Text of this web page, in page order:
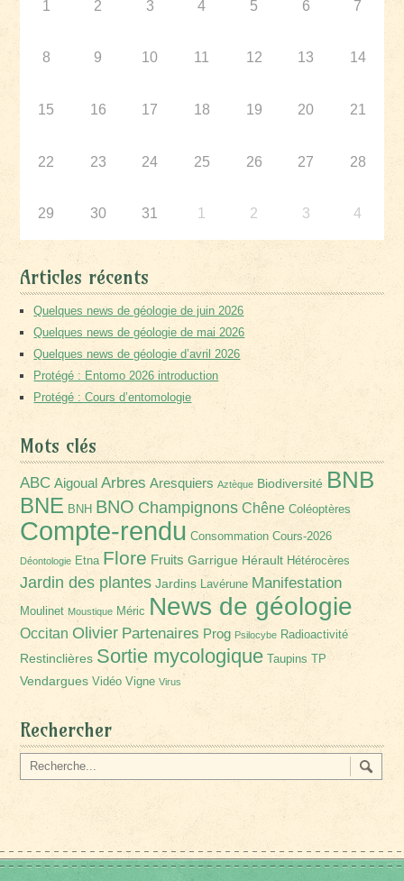
1 2 3 4 5 6 7
8 9 10 11 12 13 14
15 16 17 18 19 20 21
22 23 24 25 26 27 28
29 30 31 1 2 3 4
Articles récents
Quelques news de géologie de juin 2026
Quelques news de géologie de mai 2026
Quelques news de géologie d’avril 2026
Protégé : Entomo 2026 introduction
Protégé : Cours d’entomologie
Mots clés
ABC Aigoual Arbres Aresquiers Aztèque Biodiversité BNB
BNE BNH BNO Champignons Chêne Coléoptères
Compte-rendu Consommation Cours-2026
Déontologie Etna Flore Fruits Garrigue Hérault Hétérocères
Jardin des plantes Jardins Lavérune Manifestation
Moulinet Moustique Méric News de géologie
Occitan Olivier Partenaires Prog Psilocybe Radioactivité
Restinclières Sortie mycologique Taupins TP
Vendargues Vidéo Vigne Virus
Rechercher